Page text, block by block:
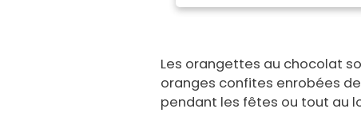
Les orangettes au chocolat
oranges confites enrobées
pendant les fêtes ou tout au